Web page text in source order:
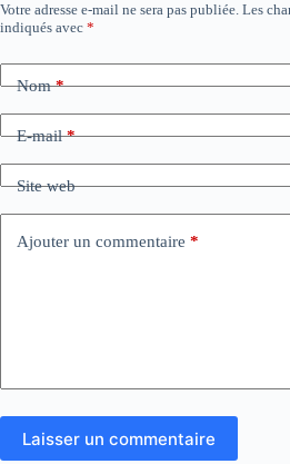
Votre adresse e-mail ne sera pas publiée. Les
indiqués avec *
Nom*
E-mail*
Site web
Ajouter un commentaire *
Laisser un commentaire